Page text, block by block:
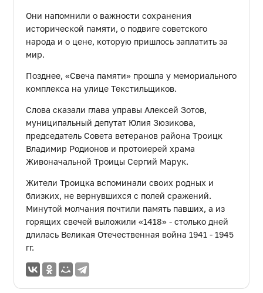
Они напомнили о важности сохранения
исторической памяти, о подвиге советского
народа и о цене, которую пришлось заплатить за
мир.
Позднее, «Свеча памяти» прошла у мемориального
комплекса на улице Текстильщиков.
Слова сказали глава управы Алексей Зотов,
муниципальный депутат Юлия Зюзикова,
председатель Совета ветеранов района Троицк
Владимир Родионов и протоиерей храма
Живоначальной Троицы Сергий Марук.
Жители Троицка вспоминали своих родных и
близких, не вернувшихся с полей сражений.
Минутой молчания почтили память павших, а из
горящих свечей выложили «1418» - столько дней
длилась Великая Отечественная война 1941 - 1945
гг.